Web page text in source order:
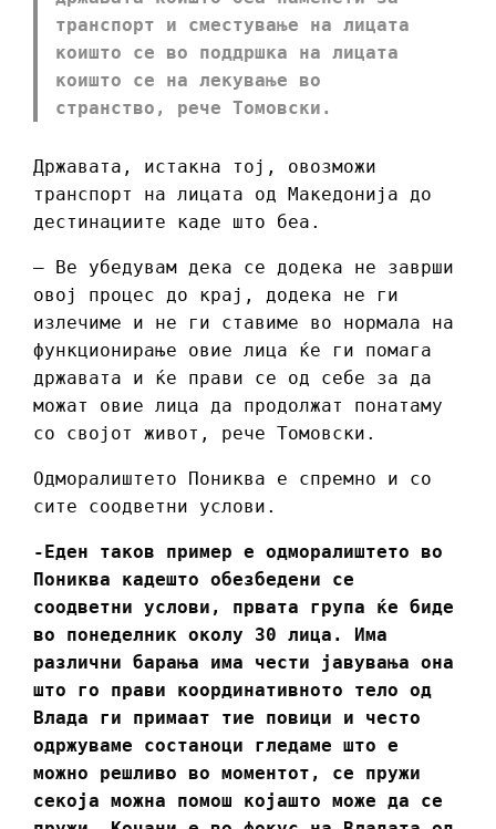
транспорт и сместување на лицата
коишто се во поддршка на лицата
коишто се на лекување во
странство, рече Томовски.
Државата, истакна тој, овозможи
транспорт на лицата од Македонија до
дестинациите каде што беа.
– Ве убедувам дека се додека не заврши
овој процес до крај, додека не ги
излечиме и не ги ставиме во нормала на
функционирање овие лица ќе ги помага
државата и ќе прави се од себе за да
можат овие лица да продолжат понатаму
со својот живот, рече Томовски.
Одморалиштето Пониква е спремно и со
сите соодветни услови.
-Еден таков пример е одморалиштето во
Пониква кадешто обезбедени се
соодветни услови, првата група ќе биде
во понеделник околу 30 лица. Има
различни барања има чести јавувања она
што го прави координативното тело од
Влада ги примаат тие повици и често
одржуваме состаноци гледаме што е
можно решливо во моментот, се пружи
секоја можна помош којашто може да се